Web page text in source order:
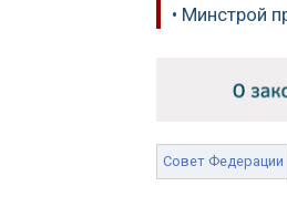
• Минстрой
Совет Федерации